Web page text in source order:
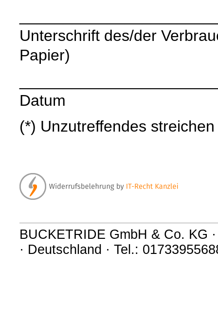
Unterschrift des/der
Papier)
Datum
(*) Unzutreffendes streichen
BUCKETRIDE GmbH & Co. KG
· Deutschland · Tel.: